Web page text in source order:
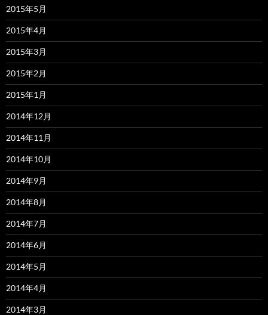
2015年5月
2015年4月
2015年3月
2015年2月
2015年1月
2014年12月
2014年11月
2014年10月
2014年9月
2014年8月
2014年7月
2014年6月
2014年5月
2014年4月
2014年3月